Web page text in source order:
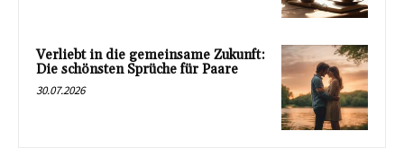
Verliebt in die gemeinsame Zukunft:
Die schönsten Sprüche für Paare
30.07.2026